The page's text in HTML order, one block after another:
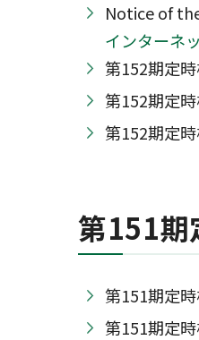
Notice of
インターネ
第152期定
第152期定
第152期定
第151期
第151期定
第151期定